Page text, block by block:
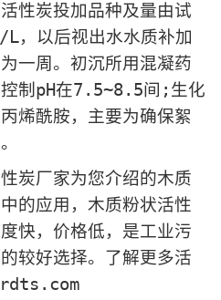
炭投加品种及量由试
，以后视出水水质补加
一周。初沉所用混凝药
控制pH在7.5~8.5间;生化
烯酰胺，主要为确保絮
厂家为您介绍的木质
的应用，木质粉状活性
快，价格低，是工业污
较好选择。了解更多活